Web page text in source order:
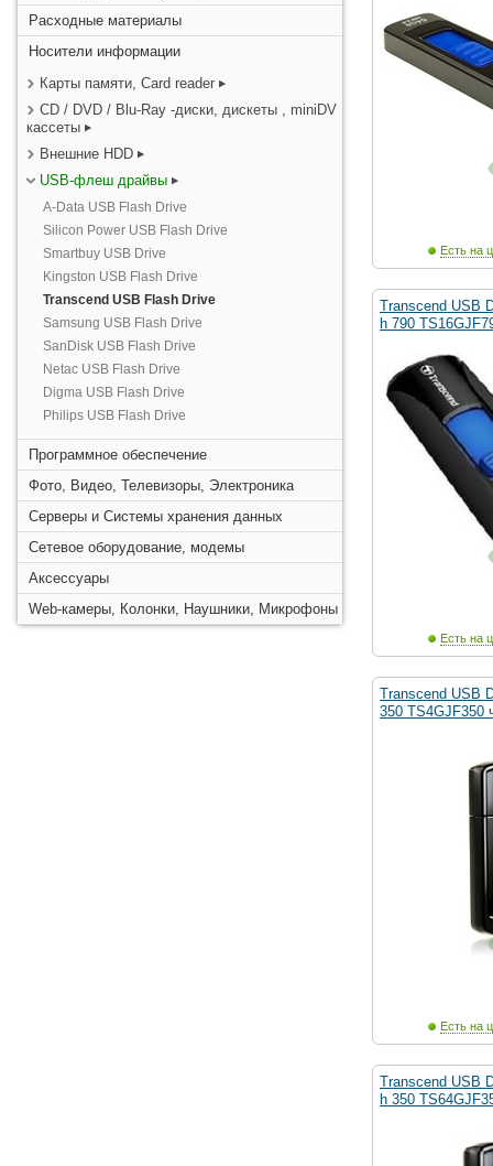
Расходные материалы
Носители информации
Карты памяти, Card reader
CD / DVD / Blu-Ray -диски, дискеты , miniDV
кассеты
Внешние HDD
USB-флеш драйвы
A-Data USB Flash Drive
Silicon Power USB Flash Drive
Smartbuy USB Drive
Kingston USB Flash Drive
Transcend USB Flash Drive
Samsung USB Flash Drive
SanDisk USB Flash Drive
Netac USB Flash Drive
Digma USB Flash Drive
Philips USB Flash Drive
Программное обеспечение
Фото, Видео, Телевизоры, Электроника
Серверы и Системы хранения данных
Сетевое оборудование, модемы
Аксессуары
Web-камеры, Колонки, Наушники, Микрофоны
Есть на
Transcend USB
h 790
Есть на
Transcend USB
350 TS4GJF350
Есть на
Transcend USB
h 350